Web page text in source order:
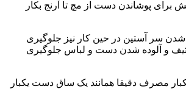
برای پوشاندن دست از مچ تا آرنج بکار
شدن سر آستین در حین کار نیز جلوگیری
و آلوده شدن دست و لباس جلوگیری
مصرف دقیقا همانند یک ساق دست یکبار